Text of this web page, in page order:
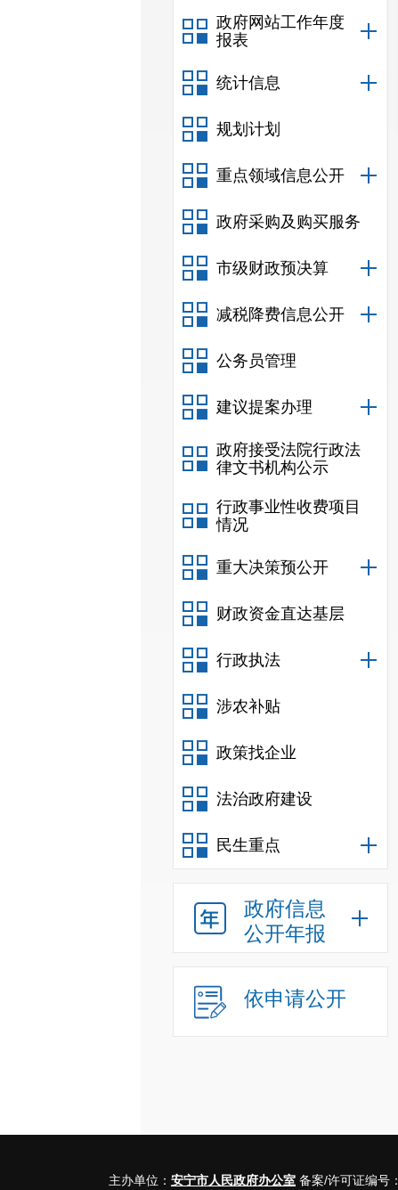
政府网站工作年度
报表
统计信息
规划计划
重点领域信息公开
政府采购及购买服务
市级财政预决算
减税降费信息公开
公务员管理
建议提案办理
政府接受法院行政法
律文书机构公示
行政事业性收费项目
情况
重大决策预公开
财政资金直达基层
行政执法
涉农补贴
政策找企业
法治政府建设
民生重点
政府信息
公开年报
依申请公开
主办单位： 安宁市人民政府办公室 备案/许可证编号：